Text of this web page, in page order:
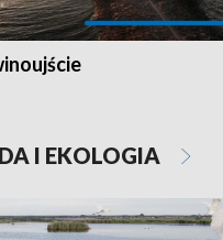
I EKOLOGIA